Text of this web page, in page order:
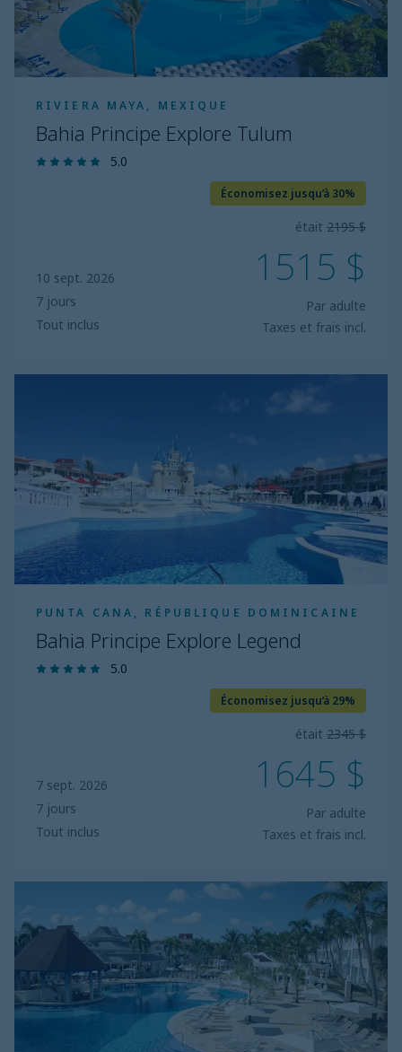
RIVIERA MAYA, MEXIQUE
Bahia Principe Explore Tulum
5.0
10 sept. 2026
7 jours
Tout inclus
Économisez jusqu’à 30%
était 2195 $
1515 $
Par adulte
Taxes et frais incl.
PUNTA CANA, RÉPUBLIQUE DOMINICAINE
Bahia Principe Explore Legend
5.0
7 sept. 2026
7 jours
Tout inclus
Économisez jusqu’à 29%
était 2345 $
1645 $
Par adulte
Taxes et frais incl.
Explore
Esmeralda